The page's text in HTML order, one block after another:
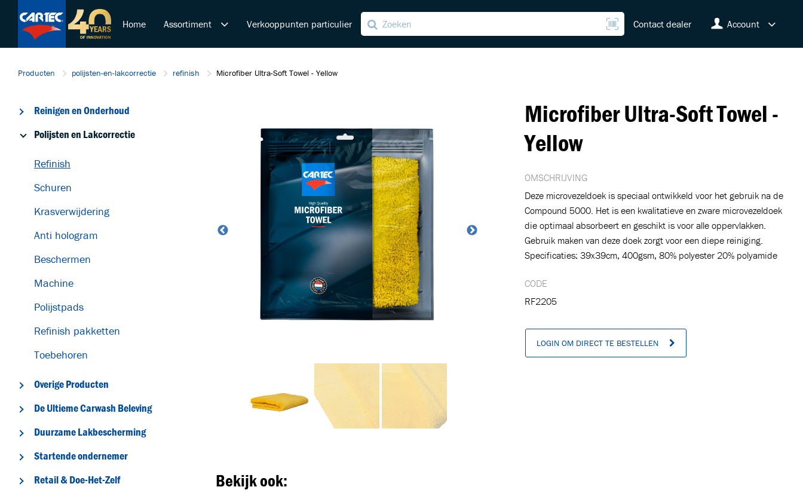
Home Assortiment
Polijsten en Lakcorrectie
Duurzame Lakbescherming
Verkooppunten particulier Contact dealer Account
Producten polijsten-en-lakcorrectie refinish Microfiber Ultra-Soft Towel - Yellow
Reinigen en Onderhoud
Polijsten en Lakcorrectie
Refinish
Schuren
Krasverwijdering
Anti hologram
Beschermen
Machine
Polijstpads
Refinish pakketten
Toebehoren
Overige Producten
De Ultieme Carwash Beleving
Duurzame Lakbescherming
Startende ondernemer
Retail & Doe-Het-Zelf
Microfiber Ultra-Soft Towel -
Yellow
OMSCHRIJVING
Deze microvezeldoek is speciaal ontwikkeld voor het gebruik na de
Compound 5000. Het is een kwalitatieve en zware microvezeldoek
die optimaal absorbeert en geschikt is voor alle oppervlakken.
Gebruik maken van deze doek zorgt voor een diepe reiniging.
Specificaties: 39x39cm, 400gsm, 80% polyester 20% polyamide
CODE
RF2205
LOGIN OM DIRECT TE BESTELLEN
Bekijk ook:
Toegevoegd aan winkelwagen
VERDER WINKELEN